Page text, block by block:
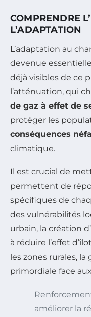
COMPRENDRE
L’ADAPTATION
L’adaptation au
devenue
déjà visibles de ce
l’atténuation, qui
de gaz à effet de
protéger les
conséquences
climatique.
Il est crucial de
permettent de
spécifiques de
des vulnérabilités
urbain, la création
à réduire l’effet
les zones rurales,
primordiale face aux
améliorer la